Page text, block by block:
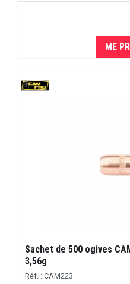
ME
Sachet de 500 ogives
3,56g
Réf. : CAM223